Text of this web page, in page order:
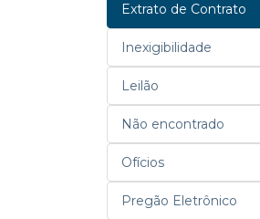
Extrato de Contrato
Inexigibilidade
Leilão
Não encontrado
Ofícios
Pregão Eletrônico